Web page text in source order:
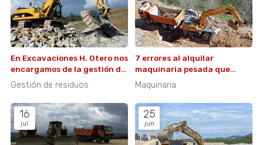
En Excavaciones H. Otero nos
encargamos de la gestión de
residuos
Gestión de residuos
7 errores al alquilar
maquinaria pesada que
pueden costarte caro
Maquinaria
16
jul
25
jun